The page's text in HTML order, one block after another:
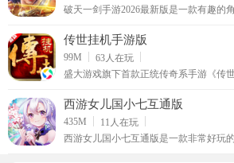
破天一剑手游2026最新版是一款有趣的
素，多元化的玩法策略，快来破天一剑
传世挂机手游版
99M 63 人在玩
盛大游戏旗下首款正统传奇系手游《传
版下载，首次将休闲挂机模式和热血PK
趣的朋友可以下载传世挂机
西游女儿国小七互通版
435M 11 人在玩
西游女儿国小七互通版是一款非常好玩